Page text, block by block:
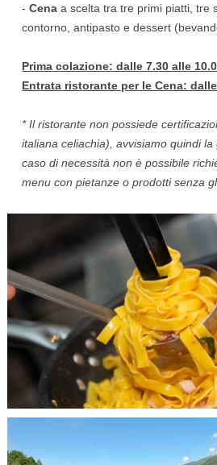
-Cena a scelta tra tre primi piatti, tre
contorno, antipasto e dessert
Prima colazione: dalle 7.30 alle
Entrata ristorante per le Cena:
* Il ristorante non possiede
italiana celiachia), avvisiamo quindi
caso di necessità non è possibile
menu con pietanze o prodotti senza